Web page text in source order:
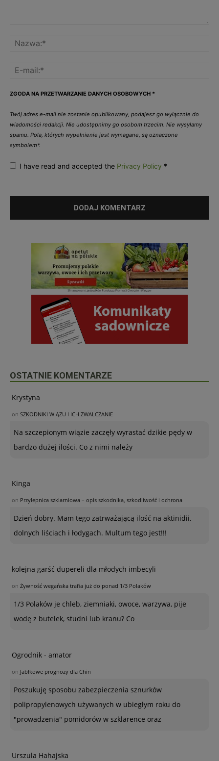
ZGODA NA PRZETWARZANIE DANYCH OSOBOWYCH *
Twój adres e-mail nie zostanie opublikowany, podajesz go wyłącznie do
wiadomości redakcji. Nie udostępnimy go osobom trzecim. Nie wysyłamy
spamu. Pola, których wypełnienie jest wymagane, są oznaczone
symbolem*.
I have read and accepted the Privacy Policy *
OSTATNIE KOMENTARZE
Krystyna
on SZKODNIKI WIĄZU I ICH ZWALCZANIE
Na szczepionym wiązie zaczęły wyrastać dzikie pędy w
bardzo dużej ilości. Co z nimi należy
Kinga
on Przylepnica szklarniowa – opis szkodnika, szkodliwość i ochrona
Dzień dobry. Mam tego zatrważającą ilość na aktinidii,
dolnych liściach i łodygach. Multum tego jest!!!
kolejna garść dupereli dla młodych imbecyli
on Żywność wegańska trafia już do ponad 1/3 Polaków
1/3 Polaków je chleb, ziemniaki, owoce, warzywa, pije
wodę z butelek, studni lub kranu? Co
Ogrodnik - amator
on Jabłkowe prognozy dla Chin
Poszukuję sposobu zabezpieczenia sznurków
polipropylenowych używanych w ubiegłym roku do
"prowadzenia" pomidorów w szklarence oraz
Urszula Hahajska